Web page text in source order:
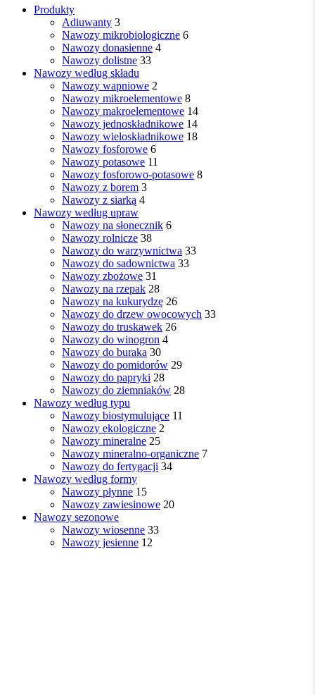
Filters
Nawozy według typu
Nawozy do fertygacji 34
Nawozy ekologiczne 2
Nawozy mineralne 25
Nawozy mineralno-organiczne 7
Nawozy biostymulujące 11
Nawozy według upraw
Nawozy do papryki 28
Nawozy do ziemniaków 28
Nawozy do sadownictwa 33
Nawozy rolnicze 38
Nawozy do drzew owocowych 33
Nawozy zbożowe 31
Nawozy do winogron 4
Nawozy na rzepak 28
Nawozy do truskawek 26
Nawozy na kukurydzę 26
Nawozy na słonecznik 6
Nawozy do warzywnictwa 33
Nawozy do buraka 30
Nawozy do pomidorów 29
Nawozy według składu
Nawozy fosforowo-potasowe 8
Nawozy jednoskładnikowe 14
Nawozy wapniowe 2
Nawozy z borem 3
Nawozy z siarką 4
Nawozy mikroelementowe 8
Nawozy makroelementowe 14
Nawozy wieloskładnikowe 18
Nawozy fosforowe 6
Nawozy potasowe 11
Nawozy według formy
Nawozy płynne 15
Nawozy zawiesinowe 20
Nawozy sezonowe
Nawozy jesienne 12
Nawozy wiosenne 33
Produkty
Nawozy donasienne 4
Adiuwanty 3
Nawozy mikrobiologiczne 6
Nawozy dolistne 33